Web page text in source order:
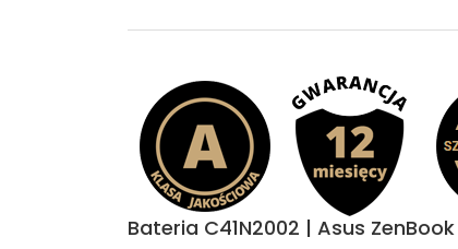
Bateria C41N2002 | Asus ZenBook